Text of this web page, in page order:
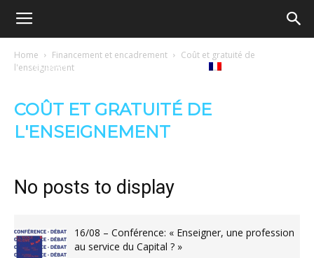
Ecole
–
Democratische
school
Tribunes
Home Financement et encadrement
Coût et gratuité de
l'enseignement
COÛT ET GRATUITÉ DE
L'ENSEIGNEMENT
No posts to display
16/08 – Conférence: « Enseigner, une profession
au service du Capital ? »